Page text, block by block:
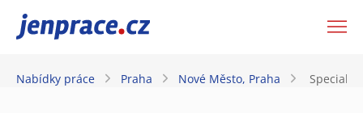
JenPráce.cz
Nabídky práce Praha Nové Město, Praha